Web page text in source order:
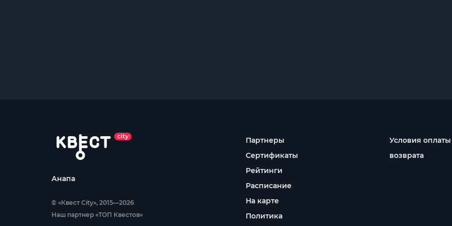
Анапа
© «Квест City», 2015—2026
Наш партнер «ТОП Квестов»
Партнеры
Сертификаты
Рейтинги
Расписание
На карте
Политика
Условия
возврата